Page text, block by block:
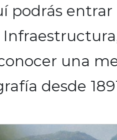
podrás entrar
una
desde